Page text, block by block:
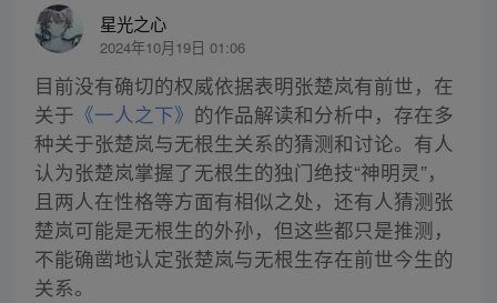
星光之心
2024年10月19日 01:06
目前没有确切的权威依据表明张楚岚有前世，在
关于 《一人之下》 的作品解读和分析中，存在多
种关于张楚岚与无根生关系的猜测和讨论。有人
认为张楚岚掌握了无根生的独门绝技“神明灵”，
且两人在性格等方面有相似之处，还有人猜测张
楚岚可能是无根生的外孙，但这些都只是推测，
不能确凿地认定张楚岚与无根生存在前世今生的
关系。